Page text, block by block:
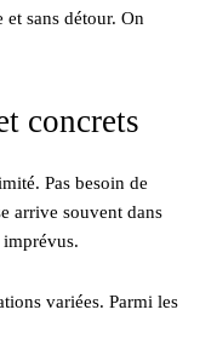
sans détour. On
concrets
Pas besoin de
arrive souvent dans
imprévus.
variées. Parmi les